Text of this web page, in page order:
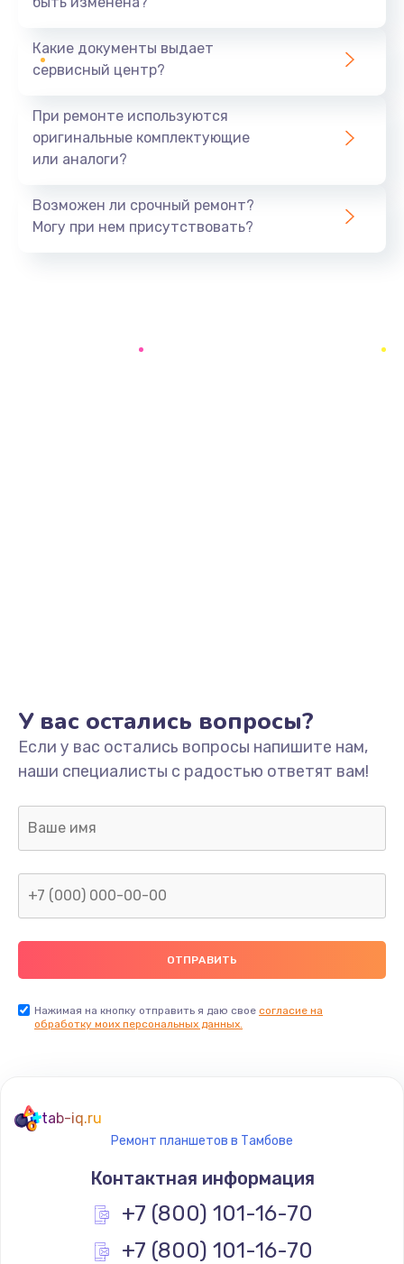
Замена микрофона
Замена звуковой карты
Заказать
Замена аккумулятора
Замена жесткого диска
660 руб.
Заказать
Ремонт цепей питания
2500 руб.
Заказать
2500 руб.
Заказать
Настройка BIOS
Какие документы выдает
сервисный центр?
При ремонте используются
оригинальные комплектующие
или аналоги?
Возможен ли срочный ремонт?
Могу при нем присутствовать?
У вас остались вопросы?
Если у вас остались вопросы напишите нам,
наши специалисты с радостью ответят вам!
Нажимая на кнопку отправить я даю свое согласие на
обработку моих персональных данных.
tab-iq.ru
Ремонт планшетов в Тамбове
Контактная информация
+7 (800) 101-16-70
+7 (800) 101-16-70